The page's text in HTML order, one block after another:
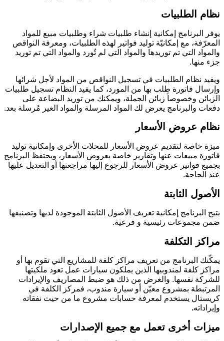
نظام الطلبيات
يوفر البرنامج إمكانية إنشاء طلبيات شراء وطلبيات مبيع للمواد
المعرّفة، مع إمكانيّة توليد فواتير لهذه الطلبيات، ومعرفة النواقص
والمواد التي تم توريدها والمواد التي لم تُورد والمواد التي تم توريد
جزء منها.
ويفيد نظام الطلبيات في تسجيل النواقص من المواد لأجل شرائها
وإرسال فاتورة طلب بها من المورد، كما يفيد النظام تسجيل طلبيات
الزبائن وخصوصاً زبائن الجملة، ويمكنك من توريد البضاعة على
دفعات والبرنامج يعرض لك المواد المرسلة والمواد الغير مُرسلة بعد.
نظام عروض الأسعار
ميزة خاصة لتقديم عروض الأسعار للمحلات الأخرى وإمكانية توليد
فاتورة مبيعات عنها وتقارير خاصة بعروض الأسعار، ويحتفظ البرنامج
بجميع فواتير عروض الأسعار للرجوع إليها مراجعتها أو التعديل عليها
عند الحاجة.
الأصول الثابتة
يتيح البرنامج إمكانية تعريف الأصول الثابتة الموجودة لديها وتصنيفها
ضمن مجموعات رئيسية و فرعية.
مراكز التكلفة
يمكّنك البرنامج من تعريف مراكز كلفة للمشاريع التي تقوم بها أو
مراكز كلفة لمندوبيها الذين يملكون سيارات عمل تعود ملكيتها
للشركة نفسها. والغرض من ذلك هو ضبط المصاريف والإيرادات
المرتبطة بمشروع معيّن أو سيارة مندوب، فمركز الكلفة في
كريستال يستخدم لمعرفة حسابات مشروع ما من حيث نفقاته
وإيراداته.
ميزات أخرى تعمل مع جميع الإصدارات